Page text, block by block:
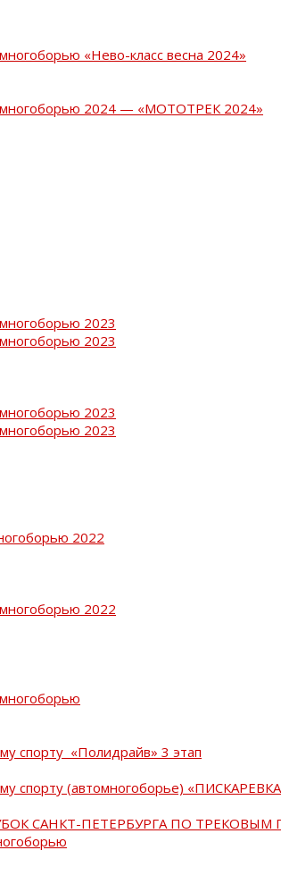
«Нево-класс весна 2024»
2024 — «МОТОТРЕК 2024»
2023
2023
2023
2023
2022
2022
спорту «Полидрайв» 3 этап
спорту (автомногоборье)
САНКТ-ПЕТЕРБУРГА ПО ТРЕКОВЫМ